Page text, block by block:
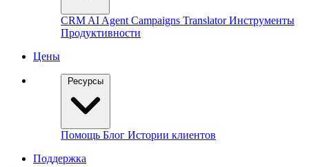
CRM AI Agent Campaigns TranslatorИнструменты
Продуктивности
Цены
Ресурсы
Помощь Блог Истории клиентов
Поддержка